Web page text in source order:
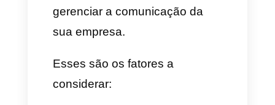
sua equipe de forma simples e
eficiente. Essa ferramenta
permite a você enviar notas
internas em qualquer chat de